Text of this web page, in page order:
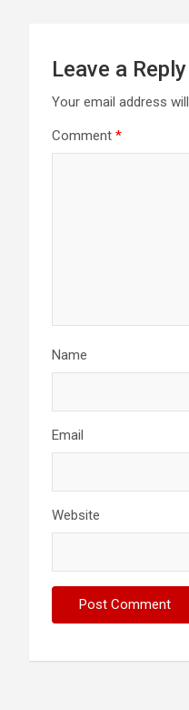
Leave a Reply
Your email address
Comment *
Name
Email
Website